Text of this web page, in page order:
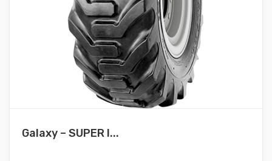
Galaxy – SUPER I...